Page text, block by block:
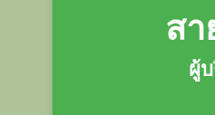
สา
ผู้